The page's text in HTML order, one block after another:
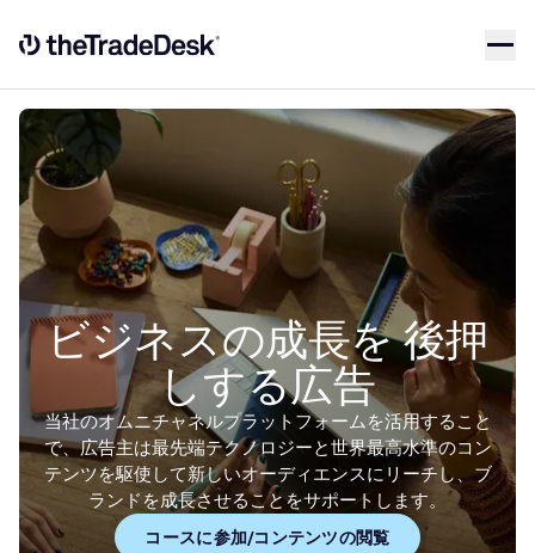
Link to The Trade Desk Home Page
ビジネスの成長を後押
しする広告
当社のオムニチャネルプラットフォームを活用すること
で、広告主は最先端テクノロジーと世界最高水準のコン
テンツを駆使して新しいオーディエンスにリーチし、ブ
ランドを成長させることをサポートします。
コースに参加/コンテンツの閲覧